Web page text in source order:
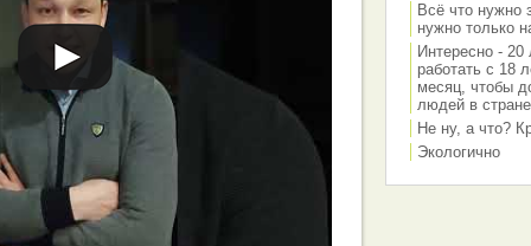
Всё что нужно
нужно только
Интересно - 20
работать с 18
месяц, чтобы
людей в
Не ну, а что?
Экологично